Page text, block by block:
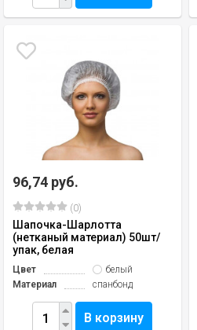
96,74 руб.
(0)
Шапочка-Шарлотта
(нетканый материал) 50шт/
упак, белая
Цвет
белый
Материал
спанбонд
В корзину